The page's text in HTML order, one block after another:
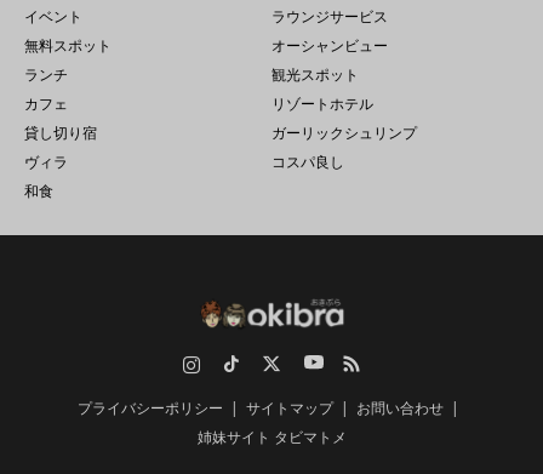
イベント
ラウンジサービス
無料スポット
オーシャンビュー
ランチ
観光スポット
カフェ
リゾートホテル
貸し切り宿
ガーリックシュリンプ
ヴィラ
コスパ良し
和食
YouTube RSS
プライバシーポリシー サイトマップ
お問い合わせ
姉妹サイト タビマトメ